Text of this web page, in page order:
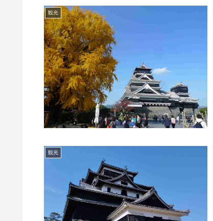
観光
観光